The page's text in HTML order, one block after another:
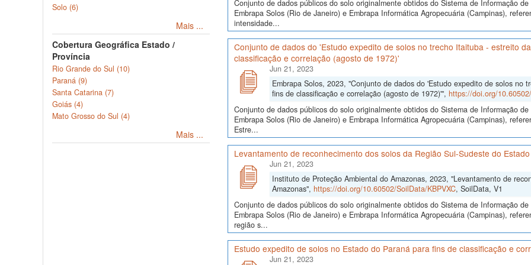
Solo (6)
Mais ...
Cobertura Geográfica Estado /
Província
Rio Grande do Sul (10)
Paraná (9)
Santa Catarina (7)
Goiás (4)
Mato Grosso do Sul (4)
Mais ...
Conjunto de dados públicos do solo originalmente obtidos do Sistema de Informação
Embrapa Solos (Rio de Janeiro) e Embrapa Informática Agropecuária (Campinas),
intensidade...
Conjunto de dados do 'Estudo expedito de solos no trecho Itaituba - estreito
classificação e correlação (agosto de 1972)'
Jun 21, 2023
Embrapa Solos, 2023, "Conjunto de dados do 'Estudo expedito de solos no
fins de classificação e correlação (agosto de 1972)'", https://doi.org/
Conjunto de dados públicos do solo originalmente obtidos do Sistema de Informação
Embrapa Solos (Rio de Janeiro) e Embrapa Informática Agropecuária (Campinas),
Estre...
Levantamento de reconhecimento dos solos da Região Sul-Sudeste do
Jun 21, 2023
Instituto de Proteção Ambiental do Amazonas, 2023, "Levantamento de
Amazonas", https://doi.org/10.60502/SoilData/KBPVXC, SoilData, V1
Conjunto de dados públicos do solo originalmente obtidos do Sistema de Informação
Embrapa Solos (Rio de Janeiro) e Embrapa Informática Agropecuária (Campinas),
região s...
Estudo expedito de solos no Estado do Paraná para fins de classificação e
Jun 21, 2023